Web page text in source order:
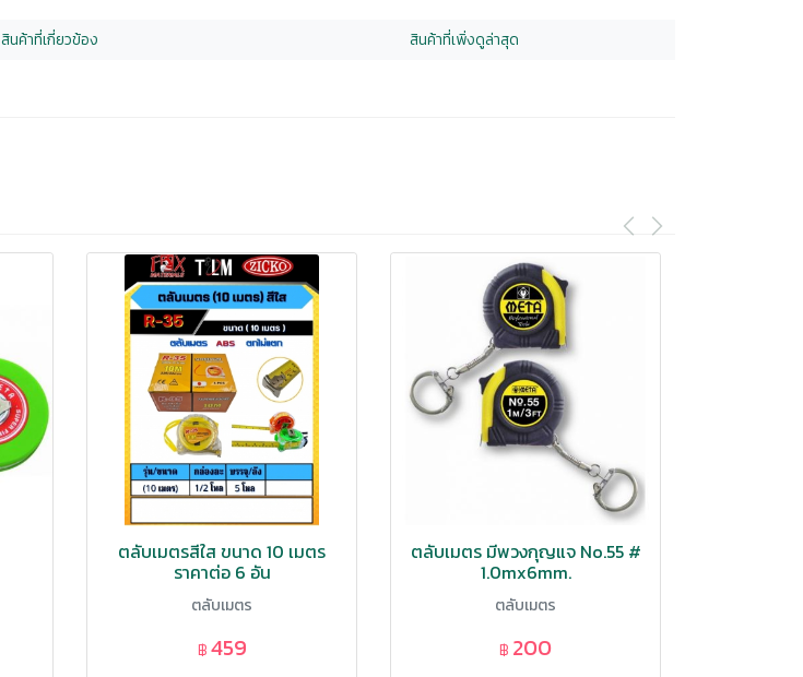
สินค้าที่เกี่ยวข้อง สินค้าที่เพิ่งดูล่าสุด
ตลับเมตรสีใส ขนาด 10 เมตร
ราคาต่อ 6 อัน
ตลับเมตร
฿459
ตลับเมตร มีพวงกุญแจ No.55 #
1.0mx6mm.
ตลับเมตร
฿ 200